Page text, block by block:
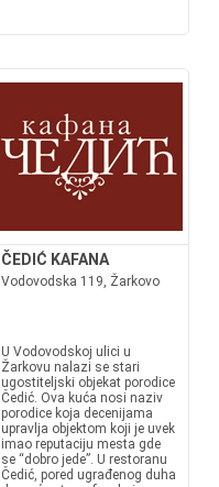
ČEDIĆ KAFANA
Vodovodska 119, Žarkovo
U Vodovodskoj ulici u
Žarkovu nalazi se stari
ugostiteljski objekat porodice
Čedić. Ova kuća nosi naziv
porodice koja decenijama
upravlja objektom koji je uvek
imao reputaciju mesta gde
se “dobro jede”. U restoranu
Čedić, pored ugrađenog duha